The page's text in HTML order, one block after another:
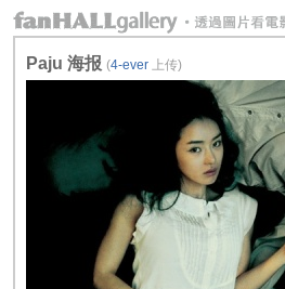
Paju 海报 (4-ever 上传)